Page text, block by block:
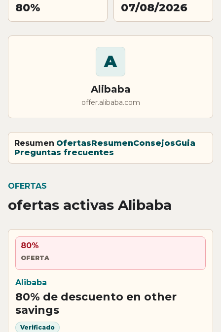
80% 07/08/2026
A
Alibaba
offer.alibaba.com
Resumen OfertasResumenConsejosGuia
Preguntas frecuentes
OFERTAS
ofertas activas Alibaba
80%
OFERTA
Alibaba
80% de descuento en other
savings
Verificado